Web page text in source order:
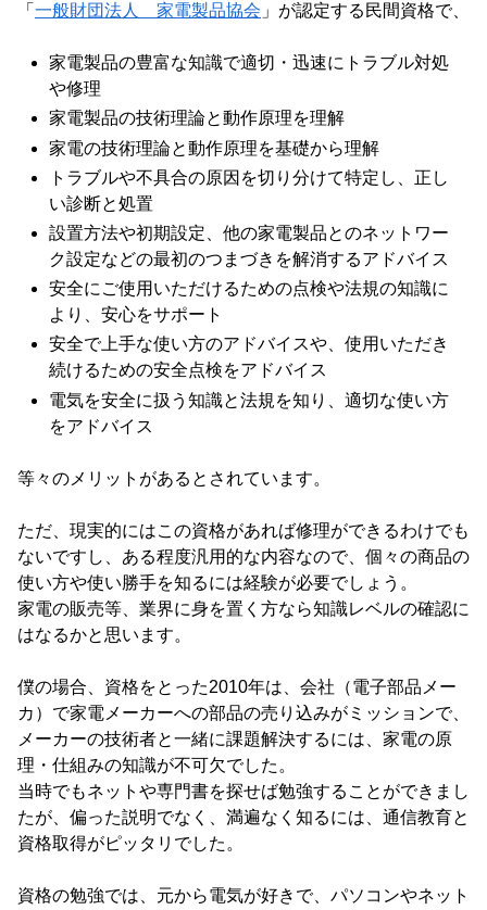
「 一般財団法人 家電製品協会 」が認定する民間資格で、
家電製品の豊富な知識で適切・迅速にトラブル対処
や修理
家電製品の技術理論と動作原理を理解
家電の技術理論と動作原理を基礎から理解
トラブルや不具合の原因を切り分けて特定し、正し
い診断と処置
設置方法や初期設定、他の家電製品とのネットワー
ク設定などの最初のつまづきを解消するアドバイス
安全にご使用いただけるための点検や法規の知識に
より、安心をサポート
安全で上手な使い方のアドバイスや、使用いただき
続けるための安全点検をアドバイス
電気を安全に扱う知識と法規を知り、適切な使い方
をアドバイス
等々のメリットがあるとされています。
ただ、現実的にはこの資格があれば修理ができるわけでも
ないですし、ある程度汎用的な内容なので、個々の商品の
使い方や使い勝手を知るには経験が必要でしょう。
家電の販売等、業界に身を置く方なら知識レベルの確認に
はなるかと思います。
僕の場合、資格をとった2010年は、会社（電子部品メー
カ）で家電メーカーへの部品の売り込みがミッションで、
メーカーの技術者と一緒に課題解決するには、家電の原
理・仕組みの知識が不可欠でした。
当時でもネットや専門書を探せば勉強することができまし
たが、偏った説明でなく、満遍なく知るには、通信教育と
資格取得がピッタリでした。
資格の勉強では、元から電気が好きで、パソコンやネット